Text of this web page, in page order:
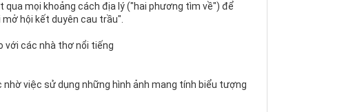
mọi khoảng cách địa lý ("hai phương tìm về") để
hội kết duyên cau trầu".
với các nhà thơ nổi tiếng
việc sử dụng những hình ảnh mang tính biểu tượng